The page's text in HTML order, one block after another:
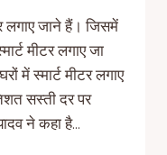
लगाए जाने हैं। जिसमें
मीटर लगाए जा
में स्मार्ट मीटर लगाए
सस्ती दर पर
ने कहा है…